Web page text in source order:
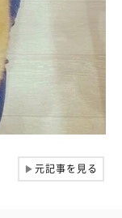
▶元記事を見る